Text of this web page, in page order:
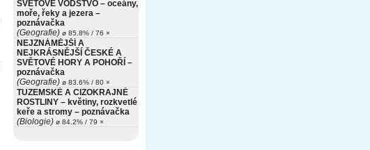
SVĚTOVÉ VODSTVO – oceány,
moře, řeky a jezera –
poznávačka
(Geografie) ø 85.8% / 76 ×
NEJZNÁMĚJŠÍ A
NEJKRÁSNĚJŠÍ ČESKÉ A
SVĚTOVÉ HORY A POHOŘÍ –
poznávačka
(Geografie) ø 83.6% / 80 ×
TUZEMSKÉ A CIZOKRAJNÉ
ROSTLINY – květiny, rozkvetlé
keře a stromy – poznávačka
(Biologie) ø 84.2% / 79 ×